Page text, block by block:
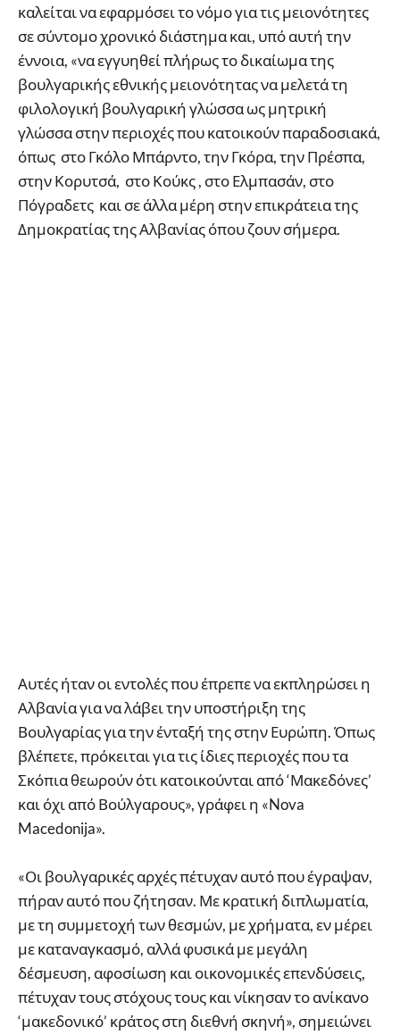
καλείται να εφαρμόσει το νόμο για τις μειονότητες
σε σύντομο χρονικό διάστημα και, υπό αυτή την
έννοια, «να εγγυηθεί πλήρως το δικαίωμα της
βουλγαρικής εθνικής μειονότητας να μελετά τη
φιλολογική βουλγαρική γλώσσα ως μητρική
γλώσσα στην περιοχές που κατοικούν παραδοσιακά,
όπως στο Γκόλο Μπάρντο, την Γκόρα, την Πρέσπα,
στην Κορυτσά, στο Κούκς , στο Ελμπασάν, στο
Πόγραδετς και σε άλλα μέρη στην επικράτεια της
Δημοκρατίας της Αλβανίας όπου ζουν σήμερα.
Αυτές ήταν οι εντολές που έπρεπε να εκπληρώσει η
Αλβανία για να λάβει την υποστήριξη της
Βουλγαρίας για την ένταξή της στην Ευρώπη. Όπως
βλέπετε, πρόκειται για τις ίδιες περιοχές που τα
Σκόπια θεωρούν ότι κατοικούνται από ‘Μακεδόνες’
και όχι από Βούλγαρους», γράφει η «Nova
Macedonija».
«Οι βουλγαρικές αρχές πέτυχαν αυτό που έγραψαν,
πήραν αυτό που ζήτησαν. Με κρατική διπλωματία,
με τη συμμετοχή των θεσμών, με χρήματα, εν μέρει
με καταναγκασμό, αλλά φυσικά με μεγάλη
δέσμευση, αφοσίωση και οικονομικές επενδύσεις,
πέτυχαν τους στόχους τους και νίκησαν το ανίκανο
‘μακεδονικό’ κράτος στη διεθνή σκηνή», σημειώνει